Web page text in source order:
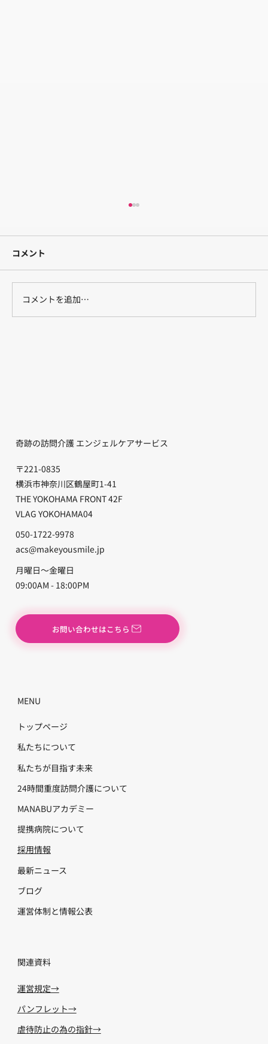
コメント
コメントを追加…
MENU
​トップページ
私たちについて
私たちが目指す未来
24時間重度訪問介護について
MANABUアカデミー
提携病院について
採用情報
​最新ニュース
ブログ
運営体制と情報公表
奇跡の訪問介護 エンジェルケアサービス
〒221-0835
横浜市神奈川区鶴屋町1-41
THE YOKOHAMA FRONT 42F
VLAG YOKOHAMA04
050-1722-9978
acs@makeyousmile.jp
月曜日〜金曜日
09:00AM - 18:00PM
お問い合わせはこちら
​関連資料
運営規定→
パンフレット→
虐待防止の為の指針→